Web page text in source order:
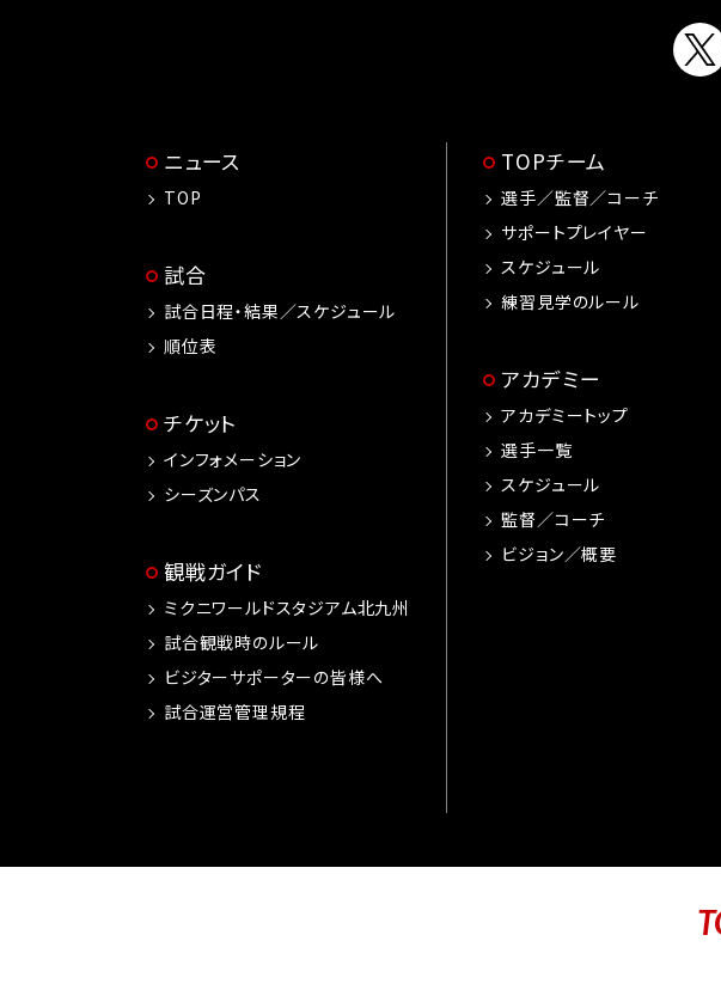
ニュース
TOP
試合
試合日程・結果／スケジュール
順位表
チケット
インフォメーション
シーズンパス
観戦ガイド
ミクニワールドスタジアム北九州
試合観戦時のルール
ビジターサポーターの皆様へ
試合運営管理規程
TOPチーム
選手／監督／コーチ
サポートプレイヤー
スケジュール
練習見学のルール
アカデミー
アカデミートップ
選手一覧
スケジュール
監督／コーチ
ビジョン／概要